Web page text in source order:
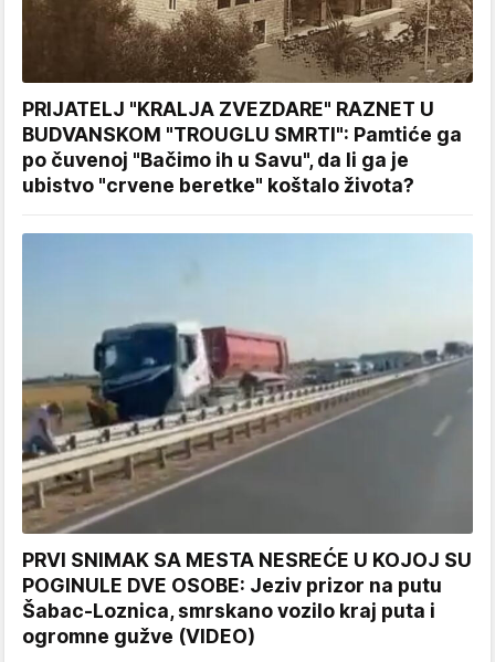
PRIJATELJ "KRALJA ZVEZDARE" RAZNET U
BUDVANSKOM "TROUGLU SMRTI": Pamtiće ga
po čuvenoj "Bačimo ih u Savu", da li ga je
ubistvo "crvene beretke" koštalo života?
PRVI SNIMAK SA MESTA NESREĆE U KOJOJ SU
POGINULE DVE OSOBE: Jeziv prizor na putu
Šabac-Loznica, smrskano vozilo kraj puta i
ogromne gužve (VIDEO)